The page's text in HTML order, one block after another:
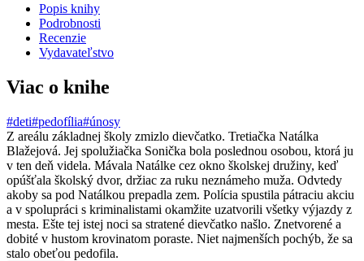
Popis knihy
Podrobnosti
Recenzie
Vydavateľstvo
Viac o knihe
#deti#pedofília#únosy
Z areálu základnej školy zmizlo dievčatko. Tretiačka Natálka
Blažejová. Jej spolužiačka Sonička bola poslednou osobou, ktorá ju
v ten deň videla. Mávala Natálke cez okno školskej družiny, keď
opúšťala školský dvor, držiac za ruku neznámeho muža. Odvtedy
akoby sa pod Natálkou prepadla zem. Polícia spustila pátraciu akciu
a v spolupráci s kriminalistami okamžite uzatvorili všetky výjazdy z
mesta. Ešte tej istej noci sa stratené dievčatko našlo. Znetvorené a
dobité v hustom krovinatom poraste. Niet najmenších pochýb, že sa
stalo obeťou pedofila.